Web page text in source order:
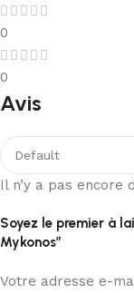
0
0
Avis
Il n’y a pas encore
Soyez le premier à
Mykonos”
Votre adresse e-